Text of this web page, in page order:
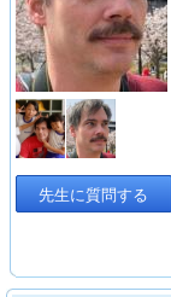
先生に質問する